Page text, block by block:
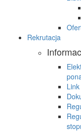
Rekrutacja